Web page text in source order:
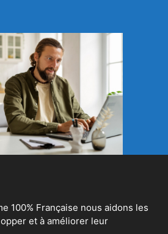
100% Française nous aidons les
et à améliorer leur